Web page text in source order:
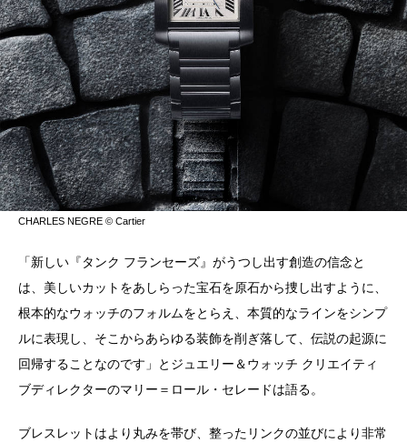
CHARLES NEGRE © Cartier
「新しい『タンク フランセーズ』がうつし出す創造の信念と
は、美しいカットをあしらった宝石を原石から捜し出すように、
根本的なウォッチのフォルムをとらえ、本質的なラインをシンプ
ルに表現し、そこからあらゆる装飾を削ぎ落して、伝説の起源に
回帰することなのです」とジュエリー＆ウォッチ クリエイティ
ブディレクターのマリー＝ロール・セレードは語る。
ブレスレットはより丸みを帯び、整ったリンクの並びにより非常